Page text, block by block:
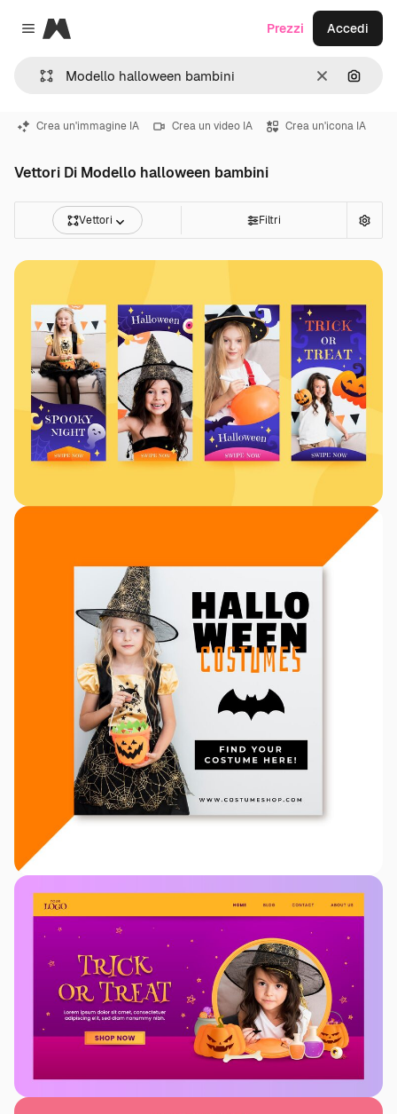
Close menu
Magnific
CancellaCerca
Prezzi Accedi
Crea un'immagine IA Crea un video IA Crea un'icona IA
Vettori Di Modello halloween bambini
Vettori Filtri